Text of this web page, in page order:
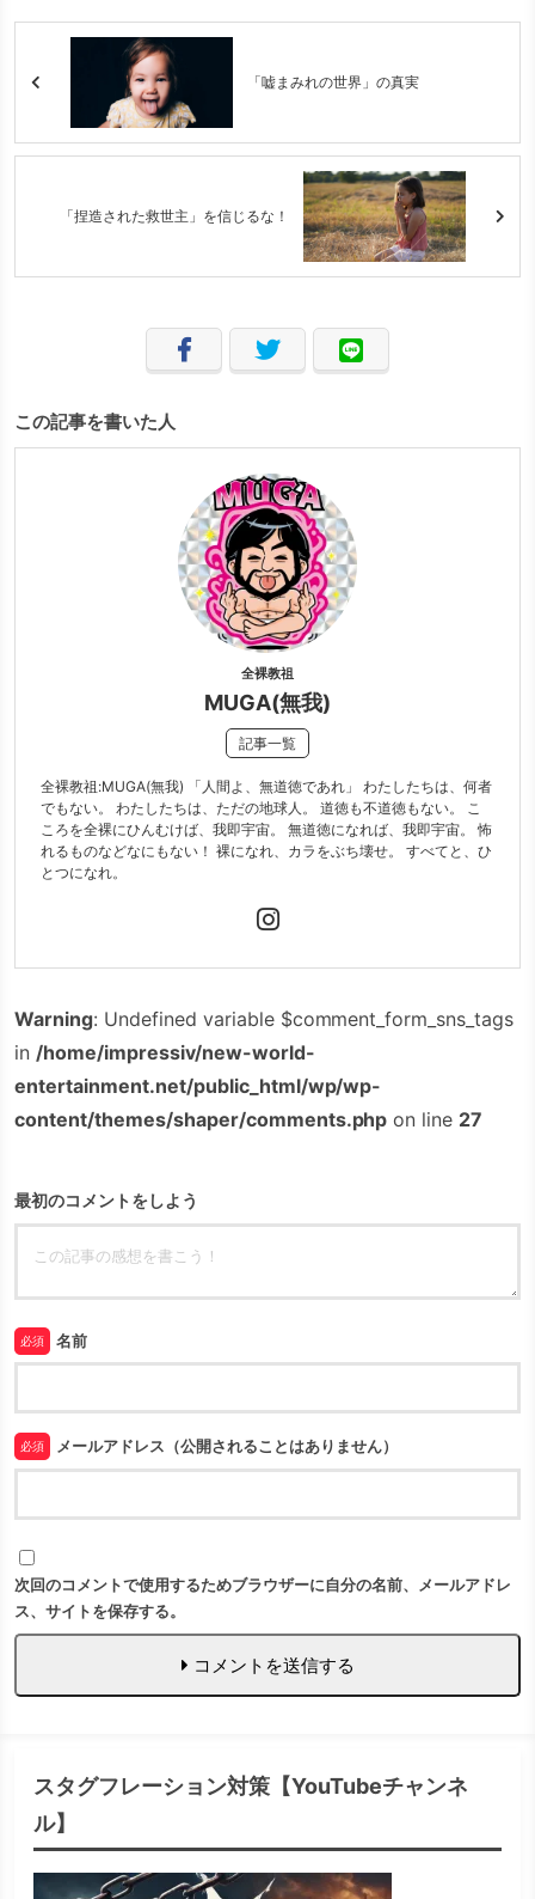
「嘘まみれの世界」の真実
「捏造された救世主」を信じるな！
この記事を書いた人
全裸教祖
MUGA(無我)
記事一覧
全裸教祖:MUGA(無我) 「人間よ、無道徳であれ」 わたしたちは、何者
でもない。 わたしたちは、ただの地球人。 道徳も不道徳もない。 こ
ころを全裸にひんむけば、我即宇宙。 無道徳になれば、我即宇宙。 怖
れるものなどなにもない！ 裸になれ、カラをぶち壊せ。 すべてと、ひ
とつになれ。
Warning: Undefined variable $comment_form_sns_tags
in /home/impressiv/new-world-
entertainment.net/public_html/wp/wp-
content/themes/shaper/comments.php on line 27
最初のコメントをしよう
必須 名前
必須 メールアドレス（公開されることはありません）
次回のコメントで使用するためブラウザーに自分の名前、メールアドレ
ス、サイトを保存する。
コメントを送信する
スタグフレーション対策【YouTubeチャンネ
ル】